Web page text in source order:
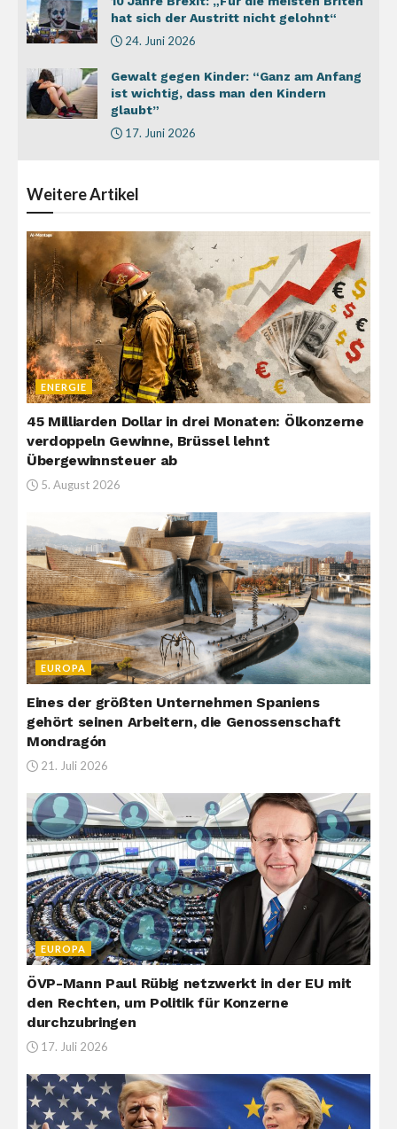
hat sich der Austritt nicht gelohnt“
24. Juni 2026
Gewalt gegen Kinder: “Ganz am Anfang
ist wichtig, dass man den Kindern
glaubt”
17. Juni 2026
WeitereArtikel
ENERGIE
45 Milliarden Dollar in drei Monaten: Ölkonzerne
verdoppeln Gewinne, Brüssel lehnt
Übergewinnsteuer ab
5. August 2026
EUROPA
Eines der größten Unternehmen Spaniens
gehört seinen Arbeitern, die Genossenschaft
Mondragón
21. Juli 2026
EUROPA
ÖVP-Mann Paul Rübig netzwerkt in der EU mit
den Rechten, um Politik für Konzerne
durchzubringen
17. Juli 2026